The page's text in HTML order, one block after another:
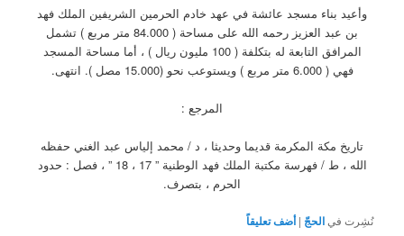
وأعيد بناء مسجد عائشة في عهد خادم الحرمين الشريفين الملك فهد
بن عبد العزيز رحمه الله على مساحة ( 84.000 متر مربع ) تشمل
المرافق التابعة له بتكلفة ( 100 مليون ريال ) ، أما مساحة المسجد
فهي ( 6.000 متر مربع ) ويستوعب نحو (15.000 مصل ). انتهى.
المرجع :
تاريخ مكة المكرمة قديما وحديثا ، د / محمد إلياس عبد الغني حفظه
الله ، ط / فهرسة مكتبة الملك فهد الوطنية ” 17 ، 18 ” ، فصل : حدود
الحرم ، بتصرف.
نُشِرت في الحجّ |أضف تعليقاً